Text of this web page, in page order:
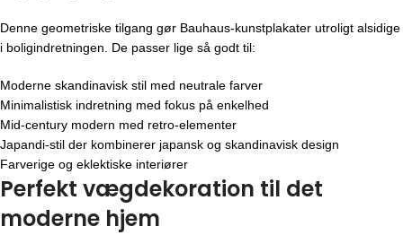
Denne geometriske tilgang gør Bauhaus-kunstplakater utroligt alsidige
i boligindretningen. De passer lige så godt til:
Moderne skandinavisk stil med neutrale farver
Minimalistisk indretning med fokus på enkelhed
Mid-century modern med retro-elementer
Japandi-stil der kombinerer japansk og skandinavisk design
Farverige og eklektiske interiører
Perfekt vægdekoration til det
moderne hjem